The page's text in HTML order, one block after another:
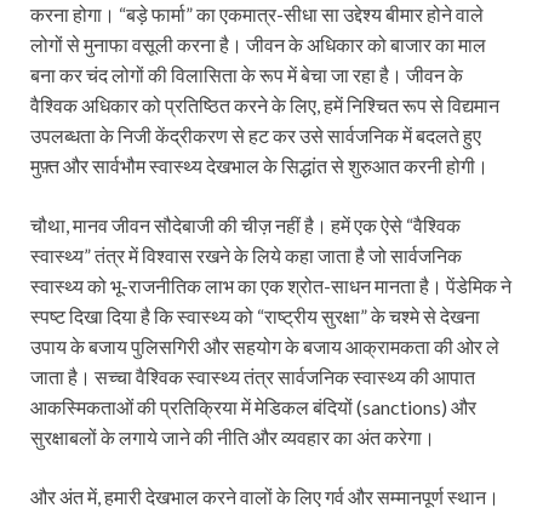
करना होगा। “बड़े फार्मा” का एकमात्र-सीधा सा उद्देश्य बीमार होने वाले
लोगों से मुनाफा वसूली करना है। जीवन के अधिकार को बाजार का माल
बना कर चंद लोगों की विलासिता के रूप में बेचा जा रहा है। जीवन के
वैश्विक अधिकार को प्रतिष्ठित करने के लिए, हमें निश्चित रूप से विद्यमान
उपलब्धता के निजी केंद्रीकरण से हट कर उसे सार्वजनिक में बदलते हुए
मुफ़्त और सार्वभौम स्वास्थ्य देखभाल के सिद्धांत से शुरुआत करनी होगी।
चौथा, मानव जीवन सौदेबाजी की चीज़ नहीं है। हमें एक ऐसे “वैश्विक
स्वास्थ्य” तंत्र में विश्वास रखने के लिये कहा जाता है जो सार्वजनिक
स्वास्थ्य को भू-राजनीतिक लाभ का एक श्रोत-साधन मानता है। पेंडेमिक ने
स्पष्ट दिखा दिया है कि स्वास्थ्य को “राष्ट्रीय सुरक्षा” के चश्मे से देखना
उपाय के बजाय पुलिसगिरी और सहयोग के बजाय आक्रामकता की ओर ले
जाता है। सच्चा वैश्विक स्वास्थ्य तंत्र सार्वजनिक स्वास्थ्य की आपात
आकस्मिकताओं की प्रतिक्रिया में मेडिकल बंदियों (sanctions) और
सुरक्षाबलों के लगाये जाने की नीति और व्यवहार का अंत करेगा।
और अंत में, हमारी देखभाल करने वालों के लिए गर्व और सम्मानपूर्ण स्थान।